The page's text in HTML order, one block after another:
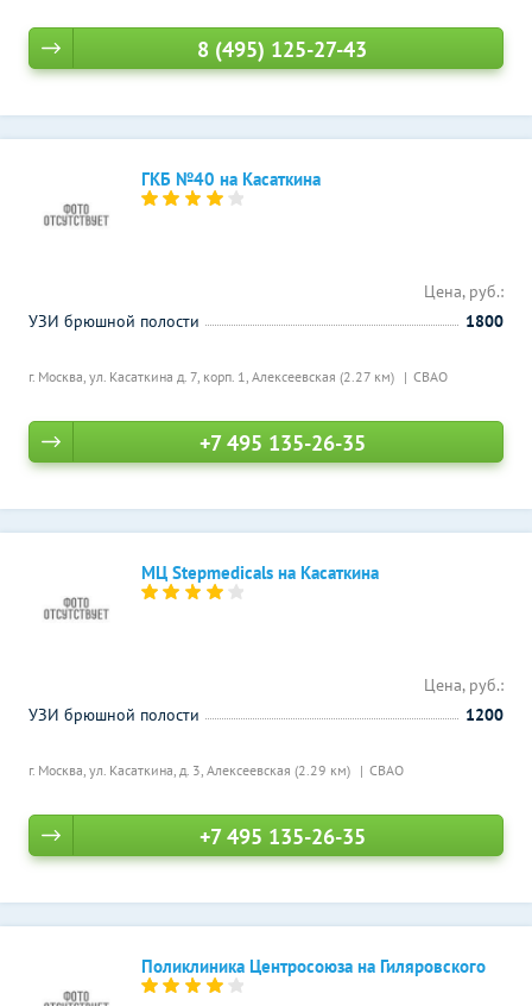
8 (495) 125-27-43
ГКБ №40 на Касаткина
г. Москва, ул. Касаткина д. 7, корп. 1, Алексеевская (2.27 км) СВАО
Цена, руб.:
УЗИ брюшной полости
1800
+7 495 135-26-35
МЦ Stepmedicals на Касаткина
г. Москва, ул. Касаткина, д. 3, Алексеевская (2.29 км) СВАО
Цена, руб.:
УЗИ брюшной полости
1200
+7 495 135-26-35
Поликлиника Центросоюза на Гиляровского